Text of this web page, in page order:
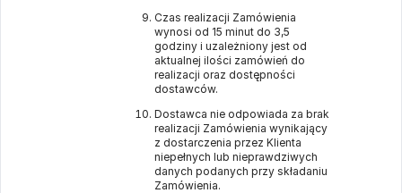
Czas realizacji Zamówienia
wynosi od 15 minut do 3,5
godziny i uzależniony jest od
aktualnej ilości zamówień do
realizacji oraz dostępności
dostawców.
Dostawca nie odpowiada za brak
realizacji Zamówienia wynikający
z dostarczenia przez Klienta
niepełnych lub nieprawdziwych
danych podanych przy składaniu
Zamówienia.